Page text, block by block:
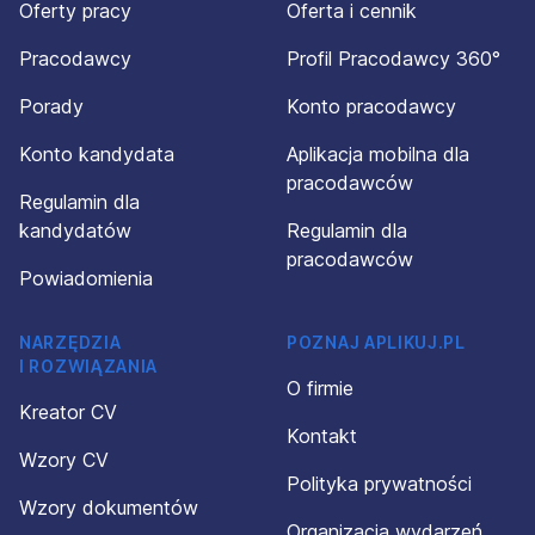
Oferty pracy
Pracodawcy
Porady
Konto kandydata
Regulamin dla
kandydatów
Powiadomienia
Oferta i cennik
Profil Pracodawcy 360°
Konto pracodawcy
Aplikacja mobilna dla
pracodawców
Regulamin dla
pracodawców
NARZĘDZIA
I ROZWIĄZANIA
Kreator CV
Wzory CV
Wzory dokumentów
POZNAJ APLIKUJ.PL
O firmie
Kontakt
Polityka prywatności